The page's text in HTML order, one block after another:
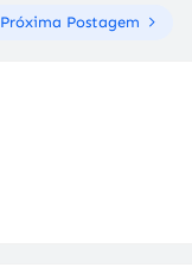
Próxima Postagem